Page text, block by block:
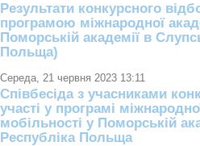
Результати конкурсного
програмою міжнародної
Поморській академії в
Польща)
Середа, 21 червня 2023 13:11
Співбесіда з учасниками
участі у програмі
мобільності у Поморській
Республіка Польща